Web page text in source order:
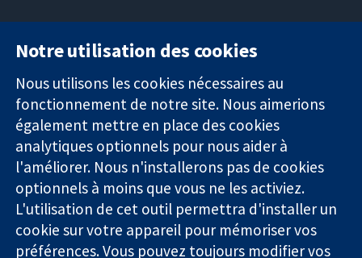
Des données
probantes.
Des décisions
éclairées.
Une meilleure
santé.
11-13 Cavendish
Square
Londres
W1G0AN
Royaume-Uni
nous
Actualités
Service de
presse
Qui sommes-
nous
Offres
d'emploi
Library
Notre utilisation des cookies
Nous utilisons les cookies nécessaires au
fonctionnement de notre site. Nous aimerions
également mettre en place des cookies
analytiques optionnels pour nous aider à
l'améliorer. Nous n'installerons pas de cookies
optionnels à moins que vous ne les activiez.
L'utilisation de cet outil permettra d'installer un
cookie sur votre appareil pour mémoriser vos
préférences. Vous pouvez toujours modifier vos